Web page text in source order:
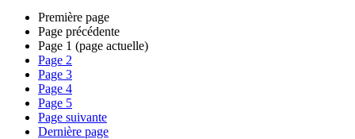
Première page
Page précédente
Page 1 (page actuelle)
Page 2
Page 3
Page 4
Page 5
Page suivante
Dernière page